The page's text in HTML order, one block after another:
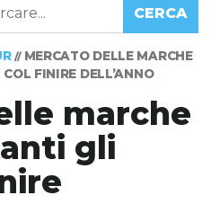
CERCA
// MERCATO DELLE MARCHE
FINIRE DELL’ANNO
marche
gli